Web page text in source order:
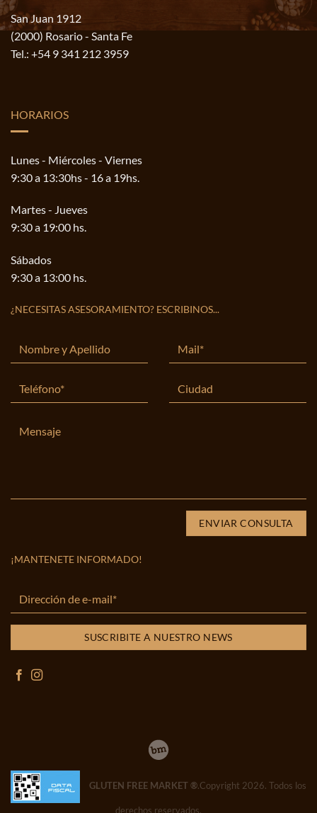
San Juan 1912
(2000) Rosario - Santa Fe
Tel.: +54 9 341 212 3959
HORARIOS
Lunes - Miércoles - Viernes
9:30 a 13:30hs - 16 a 19hs.
Martes - Jueves
9:30 a 19:00 hs.
Sábados
9:30 a 13:00 hs.
¿NECESITAS ASESORAMIENTO? ESCRIBINOS...
¡MANTENETE INFORMADO!
GLUTEN FREE MARKET ®.Copyright 2026. Todos los
derechos reservados.